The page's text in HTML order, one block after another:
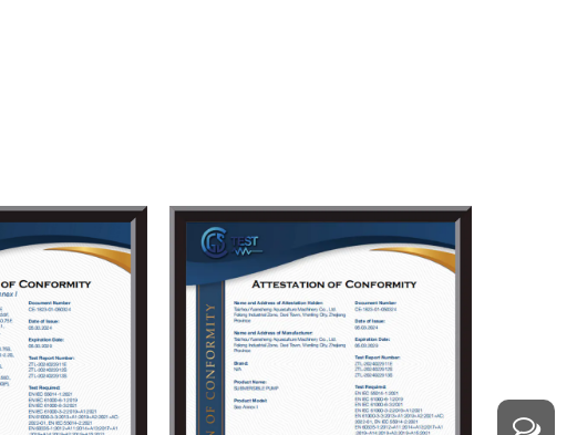
矿井排水还是隧道工程，该泵都能够高效输送大量
管网管理。其持续工作的能力和大流量输送特性，
污水、化学液体和工业废水处理等场景下稳定工